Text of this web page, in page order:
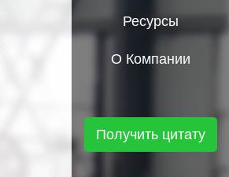
Ресурсы
О Компании
Получить цитату